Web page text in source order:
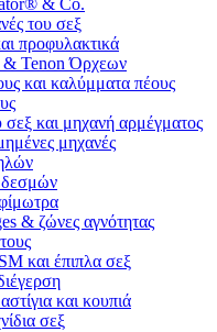
& Co.
του σεξ
προφυλακτικά
& Tenon Όρχεων
και καλύμματα πέους
και μηχανή αρμέγματος
μηχανές
& ζώνες αγνότητας
και έπιπλα σεξ
και κουπιά
σεξ